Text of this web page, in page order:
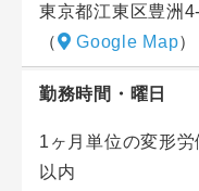
ません。休みもしっ
ませんのでワークラ
など、レベル別、目
ベルに合わせて特別
入社後は、テスト、
としてのスキルを
東京都江東区豊洲
（
Google Map）
勤務時間・曜日
1ヶ月単位の変形
以内